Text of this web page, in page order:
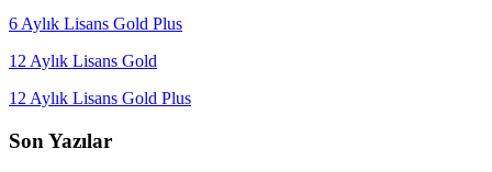
6 Aylık Lisans Gold Plus
12 Aylık Lisans Gold
12 Aylık Lisans Gold Plus
Son Yazılar